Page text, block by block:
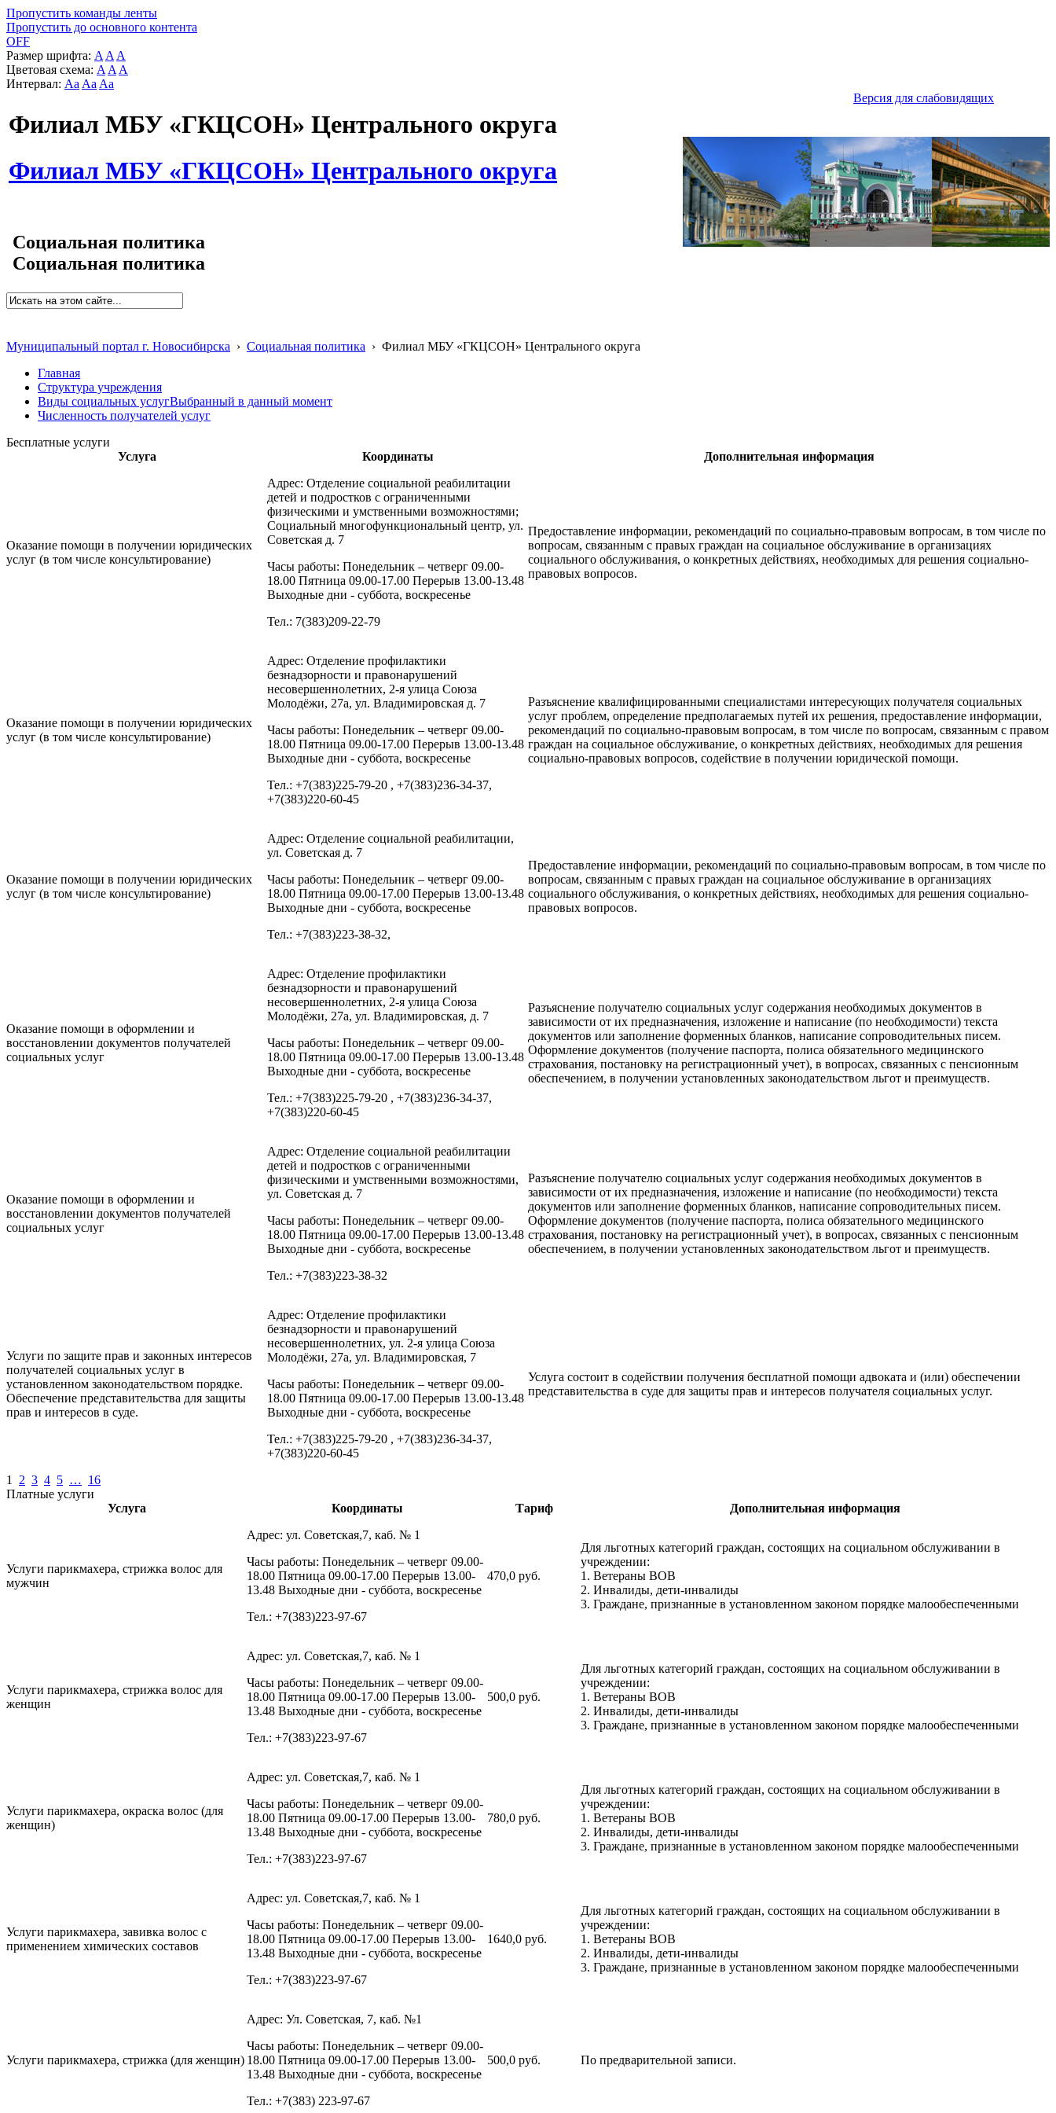
Пропустить команды ленты
Пропустить до основного контента
OFF
Размер шрифта: A A A
Цветовая схема: A A A
Интервал: Aa Aa Aa
Версия для слабовидящих
Филиал МБУ «ГКЦСОН» Центрального округа
Филиал МБУ «ГКЦСОН» Центрального округа
Социальная политика
Социальная политика
Муниципальный портал г. Новосибирска › Социальная политика › Филиал МБУ «ГКЦСОН» Центрального округа
Главная
Структура учреждения
Виды социальных услугВыбранный в данный момент
Численность получателей услуг
Бесплатные услуги
Услуга
Координаты Дополнительная информация
Оказание помощи в получении юридических
услуг (в том числе консультирование)
Адрес: Отделение социальной реабилитации
детей и подростков с ограниченными
физическими и умственными возможностями;
Социальный многофункциональный центр, ул.
Советская д. 7
Часы работы: Понедельник – четверг 09.00-
18.00 Пятница 09.00-17.00 Перерыв 13.00-13.48
Выходные дни - суббота, воскресенье
Тел.: 7(383)209-22-79
Предоставление информации, рекомендаций по социально-правовым вопросам, в том числе по
вопросам, связанным с правых граждан на социальное обслуживание в организациях
социального обслуживания, о конкретных действиях, необходимых для решения социально-
правовых вопросов.
Оказание помощи в получении юридических
услуг (в том числе консультирование)
Адрес: Отделение профилактики
безнадзорности и правонарушений
несовершеннолетних, 2-я улица Союза
Молодёжи, 27а, ул. Владимировская д. 7
Часы работы: Понедельник – четверг 09.00-
18.00 Пятница 09.00-17.00 Перерыв 13.00-13.48
Выходные дни - суббота, воскресенье
Тел.: +7(383)225-79-20 , +7(383)236-34-37,
+7(383)220-60-45
Разъяснение квалифицированными специалистами интересующих получателя социальных
услуг проблем, определение предполагаемых путей их решения, предоставление информации,
рекомендаций по социально-правовым вопросам, в том числе по вопросам, связанным с правом
граждан на социальное обслуживание, о конкретных действиях, необходимых для решения
социально-правовых вопросов, содействие в получении юридической помощи.
Оказание помощи в получении юридических
услуг (в том числе консультирование)
Адрес: Отделение социальной реабилитации,
ул. Советская д. 7
Часы работы: Понедельник – четверг 09.00-
18.00 Пятница 09.00-17.00 Перерыв 13.00-13.48
Выходные дни - суббота, воскресенье
Тел.: +7(383)223-38-32,
Предоставление информации, рекомендаций по социально-правовым вопросам, в том числе по
вопросам, связанным с правых граждан на социальное обслуживание в организациях
социального обслуживания, о конкретных действиях, необходимых для решения социально-
правовых вопросов.
Оказание помощи в оформлении и
восстановлении документов получателей
социальных услуг
Адрес: Отделение профилактики
безнадзорности и правонарушений
несовершеннолетних, 2-я улица Союза
Молодёжи, 27а, ул. Владимировская, д. 7
Часы работы: Понедельник – четверг 09.00-
18.00 Пятница 09.00-17.00 Перерыв 13.00-13.48
Выходные дни - суббота, воскресенье
Тел.: +7(383)225-79-20 , +7(383)236-34-37,
+7(383)220-60-45
Разъяснение получателю социальных услуг содержания необходимых документов в
зависимости от их предназначения, изложение и написание (по необходимости) текста
документов или заполнение форменных бланков, написание сопроводительных писем.
Оформление документов (получение паспорта, полиса обязательного медицинского
страхования, постановку на регистрационный учет), в вопросах, связанных с пенсионным
обеспечением, в получении установленных законодательством льгот и преимуществ.
Оказание помощи в оформлении и
восстановлении документов получателей
социальных услуг
Адрес: Отделение социальной реабилитации
детей и подростков с ограниченными
физическими и умственными возможностями,
ул. Советская д. 7
Часы работы: Понедельник – четверг 09.00-
18.00 Пятница 09.00-17.00 Перерыв 13.00-13.48
Выходные дни - суббота, воскресенье
Тел.: +7(383)223-38-32
Разъяснение получателю социальных услуг содержания необходимых документов в
зависимости от их предназначения, изложение и написание (по необходимости) текста
документов или заполнение форменных бланков, написание сопроводительных писем.
Оформление документов (получение паспорта, полиса обязательного медицинского
страхования, постановку на регистрационный учет), в вопросах, связанных с пенсионным
обеспечением, в получении установленных законодательством льгот и преимуществ.
Услуги по защите прав и законных интересов
получателей социальных услуг в
установленном законодательством порядке.
Обеспечение представительства для защиты
прав и интересов в суде.
Адрес: Отделение профилактики
безнадзорности и правонарушений
несовершеннолетних, ул. 2-я улица Союза
Молодёжи, 27а, ул. Владимировская, 7
Часы работы: Понедельник – четверг 09.00-
18.00 Пятница 09.00-17.00 Перерыв 13.00-13.48
Выходные дни - суббота, воскресенье
Тел.: +7(383)225-79-20 , +7(383)236-34-37,
+7(383)220-60-45
Услуга состоит в содействии получения бесплатной помощи адвоката и (или) обеспечении
представительства в суде для защиты прав и интересов получателя социальных услуг.
1 2 3 4 5 … 16
Платные услуги
Услуга
Координаты Тариф Дополнительная информация
Услуги парикмахера, стрижка волос для
мужчин
Адрес: ул. Советская,7, каб. № 1
Часы работы: Понедельник – четверг 09.00-
18.00 Пятница 09.00-17.00 Перерыв 13.00-
13.48 Выходные дни - суббота, воскресенье
Тел.: +7(383)223-97-67
470,0 руб.
Для льготных категорий граждан, состоящих на социальном обслуживании в
учреждении:
1. Ветераны ВОВ
2. Инвалиды, дети-инвалиды
3. Граждане, признанные в установленном законом порядке малообеспеченными
Услуги парикмахера, стрижка волос для
женщин
Адрес: ул. Советская,7, каб. № 1
Часы работы: Понедельник – четверг 09.00-
18.00 Пятница 09.00-17.00 Перерыв 13.00-
13.48 Выходные дни - суббота, воскресенье
Тел.: +7(383)223-97-67
500,0 руб.
Для льготных категорий граждан, состоящих на социальном обслуживании в
учреждении:
1. Ветераны ВОВ
2. Инвалиды, дети-инвалиды
3. Граждане, признанные в установленном законом порядке малообеспеченными
Услуги парикмахера, окраска волос (для
женщин)
Адрес: ул. Советская,7, каб. № 1
Часы работы: Понедельник – четверг 09.00-
18.00 Пятница 09.00-17.00 Перерыв 13.00-
13.48 Выходные дни - суббота, воскресенье
Тел.: +7(383)223-97-67
780,0 руб.
Для льготных категорий граждан, состоящих на социальном обслуживании в
учреждении:
1. Ветераны ВОВ
2. Инвалиды, дети-инвалиды
3. Граждане, признанные в установленном законом порядке малообеспеченными
Услуги парикмахера, завивка волос с
применением химических составов
Адрес: ул. Советская,7, каб. № 1
Часы работы: Понедельник – четверг 09.00-
18.00 Пятница 09.00-17.00 Перерыв 13.00-
13.48 Выходные дни - суббота, воскресенье
Тел.: +7(383)223-97-67
1640,0 руб.
Для льготных категорий граждан, состоящих на социальном обслуживании в
учреждении:
1. Ветераны ВОВ
2. Инвалиды, дети-инвалиды
3. Граждане, признанные в установленном законом порядке малообеспеченными
Услуги парикмахера, стрижка (для женщин)
Адрес: Ул. Советская, 7, каб. №1
Часы работы: Понедельник – четверг 09.00-
18.00 Пятница 09.00-17.00 Перерыв 13.00-
13.48 Выходные дни - суббота, воскресенье
Тел.: +7(383) 223-97-67
500,0 руб. По предварительной записи.